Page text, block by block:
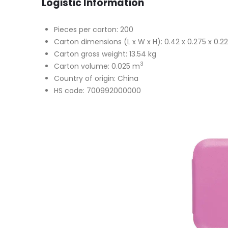
Pieces per carton: 200
Carton dimensions (L x W x H): 0.42 x 0.275 x
Carton gross weight: 13.54 kg
Carton volume: 0.025 m3
Country of origin: China
HS code: 700992000000